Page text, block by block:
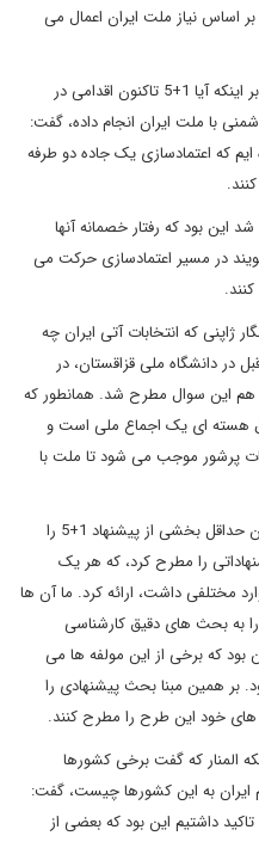
اساس نیاز ملت ایران اعمال می
وی در پاسخ به سوال خبرنگار فارس مبنی بر اینکه آیا 1+5 تاکنون اقدامی در
با ملت ایران انجام داده، گفت:
که اعتمادسازی یک جاده دو طرفه
این بود که رفتار خصمانه آنها
در مسیر اعتمادسازی حرکت می
ژاپنی که انتخابات آتی ایران چه
در دانشگاه ملی قزاقستان، در
هم این سوال مطرح شد. همانطور که
هسته ای یک اجماع ملی است و
پرشور موجب می شود تا ملت با
وی همچنین در مورد این سوال که آیا ایران حداقل بخشی از پیشنهاد 1+5 را
است، گفت: 1+5 در آلماتی 1 پیشنهاداتی را مطرح کرد، که هر یک
مختلفی داشت، ارائه کرد. ما آن ها
را به بحث های دقیق کارشناسی
2 ارائه کردیم، این بود که برخی از این مولفه ها می
بر همین مبنا بحث پیشنهادی را
های خود این طرح را مطرح کنند.
المنار که گفت برخی کشورها
ایران به این کشورها چیست، گفت:
داشتیم این بود که بعضی از